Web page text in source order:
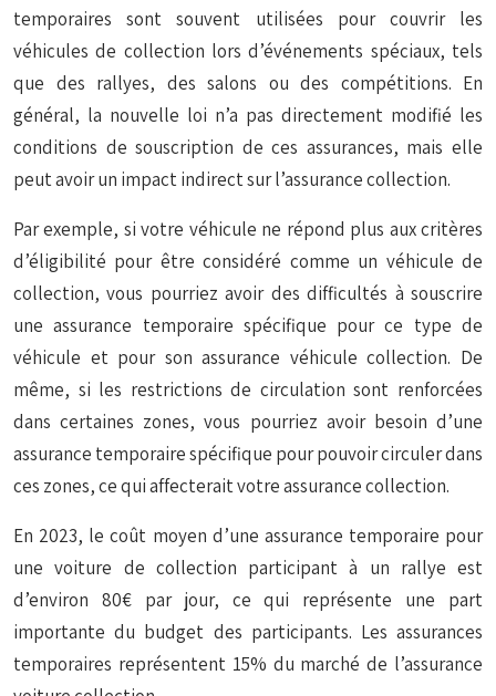
temporaires sont souvent utilisées pour couvrir les
véhicules de collection lors d’événements spéciaux, tels
que des rallyes, des salons ou des compétitions. En
général, la nouvelle loi n’a pas directement modifié les
conditions de souscription de ces assurances, mais elle
peut avoir un impact indirect sur l’assurance collection.
Par exemple, si votre véhicule ne répond plus aux critères
d’éligibilité pour être considéré comme un véhicule de
collection, vous pourriez avoir des difficultés à souscrire
une assurance temporaire spécifique pour ce type de
véhicule et pour son assurance véhicule collection. De
même, si les restrictions de circulation sont renforcées
dans certaines zones, vous pourriez avoir besoin d’une
assurance temporaire spécifique pour pouvoir circuler dans
ces zones, ce qui affecterait votre assurance collection.
En 2023, le coût moyen d’une assurance temporaire pour
une voiture de collection participant à un rallye est
d’environ 80€ par jour, ce qui représente une part
importante du budget des participants. Les assurances
temporaires représentent 15% du marché de l’assurance